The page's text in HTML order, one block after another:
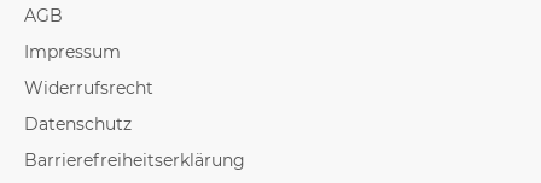
AGB
Impressum
Widerrufsrecht
Datenschutz
Barrierefreiheitserklärung